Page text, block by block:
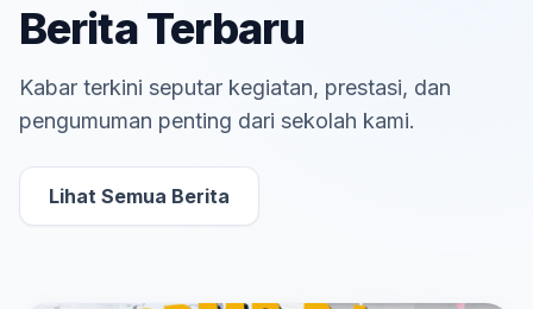
Berita Terbaru
Kabar terkini seputar kegiatan, prestasi, dan
pengumuman penting dari sekolah kami.
Lihat Semua Berita